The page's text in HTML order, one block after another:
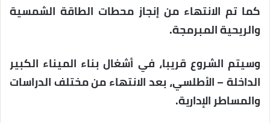
كما تم الانتهاء من إنجاز محطات الطاقة الشمسية
والريحية المبرمجة.
وسيتم الشروع قريبا، في أشغال بناء الميناء الكبير
الداخلة – الأطلسي، بعد الانتهاء من مختلف الدراسات
والمساطر الإدارية.